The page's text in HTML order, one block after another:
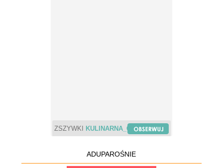
ZSZYWKI KULINARNA_CHWILA
ADUPAROŚNIE